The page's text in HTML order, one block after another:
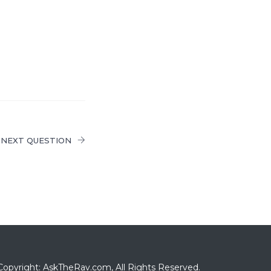
NEXT QUESTION
AskTheRav.com, All Rights Reserved.